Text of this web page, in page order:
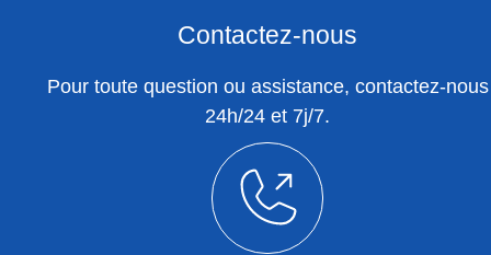
Contactez-nous
Pour toute question ou assistance, contactez-nous
24h/24 et 7j/7.